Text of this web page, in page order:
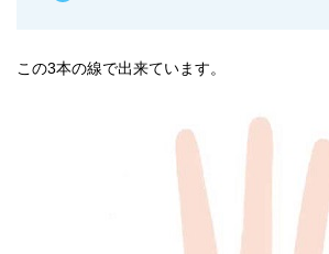
この3本の線で出来ています。